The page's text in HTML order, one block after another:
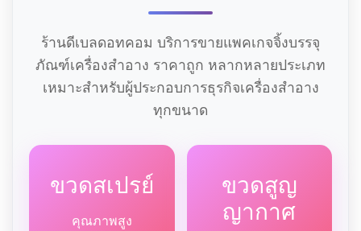
ร้านดีเบลดอทคอม บริการขายแพคเกจจิ้งบรรจุ
ภัณฑ์เครื่องสำอาง ราคาถูก หลากหลายประเภท
เหมาะสำหรับผู้ประกอบการธุรกิจเครื่องสำอาง
ทุกขนาด
ขวดสเปรย์
คุณภาพสูง
ขวดสูญ
ญากาศ